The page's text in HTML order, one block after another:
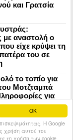
OK
Η Google
χρήση αυτού του
τη χρήση των cookie.
και Γρατσία
με αναστολή ο
είχε κρύψει τη
του σε
το τοπίο για
Μοτζταμπά
για
και
στη Τεχεράνη